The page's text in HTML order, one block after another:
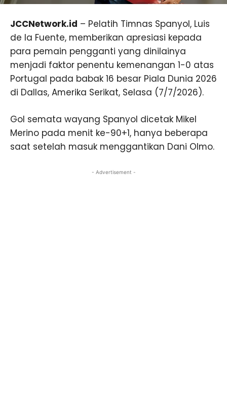
JCCNetwork.id – Pelatih Timnas Spanyol, Luis
de la Fuente, memberikan apresiasi kepada
para pemain pengganti yang dinilainya
menjadi faktor penentu kemenangan 1-0 atas
Portugal pada babak 16 besar Piala Dunia 2026
di Dallas, Amerika Serikat, Selasa (7/7/2026).
Gol semata wayang Spanyol dicetak Mikel
Merino pada menit ke-90+1, hanya beberapa
saat setelah masuk menggantikan Dani Olmo.
- Advertisement -